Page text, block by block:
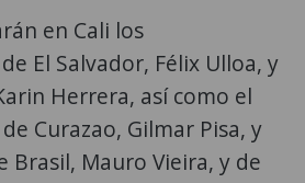
en Cali los
El Salvador, Félix Ulloa, y
Herrera, así como el
Curazao, Gilmar Pisa, y
Brasil, Mauro Vieira, y de